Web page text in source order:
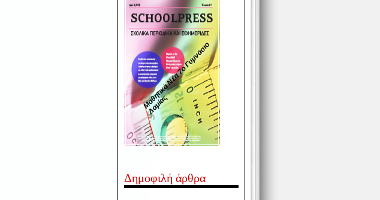
Μ
α
θ
η
τ
ι
κ
ά
Ν
έ
α
7
ο
Γ
υ
μ
ν
ά
σ
ι
ο
Λ
α
μ
ί
α
ς
Δημοφιλή άρθρα